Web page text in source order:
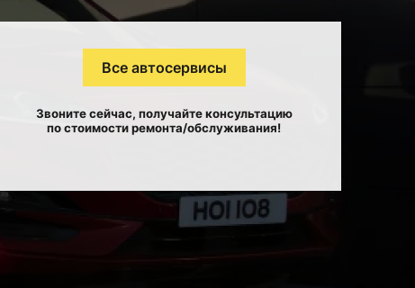
Все автосервисы
Звоните сейчас, получайте консультацию
по стоимости ремонта/обслуживания!